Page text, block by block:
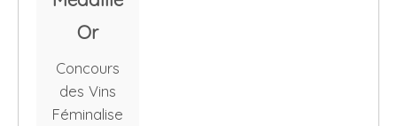
Or
Concours
des Vins
Féminalise